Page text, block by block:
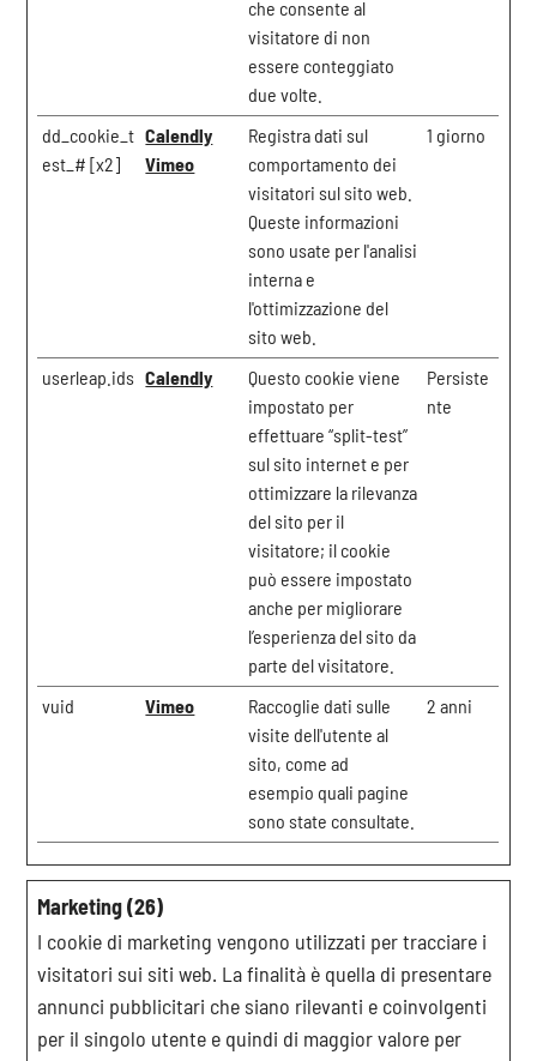
che consente al
visitatore di non
essere conteggiato
due volte.
dd_cookie_t
est_# [x2]
Calendly
Vimeo
Registra dati sul
comportamento dei
visitatori sul sito web.
Queste informazioni
sono usate per l'analisi
interna e
l'ottimizzazione del
sito web.
1 giorno
userleap.ids Calendly
Questo cookie viene
impostato per
effettuare “split-test”
sul sito internet e per
ottimizzare la rilevanza
del sito per il
visitatore; il cookie
può essere impostato
anche per migliorare
l’esperienza del sito da
parte del visitatore.
Persiste
nte
vuid Vimeo
Raccoglie dati sulle
visite dell'utente al
sito, come ad
esempio quali pagine
sono state consultate.
2 anni
Marketing (26)
I cookie di marketing vengono utilizzati per tracciare i
visitatori sui siti web. La finalità è quella di presentare
annunci pubblicitari che siano rilevanti e coinvolgenti
per il singolo utente e quindi di maggior valore per